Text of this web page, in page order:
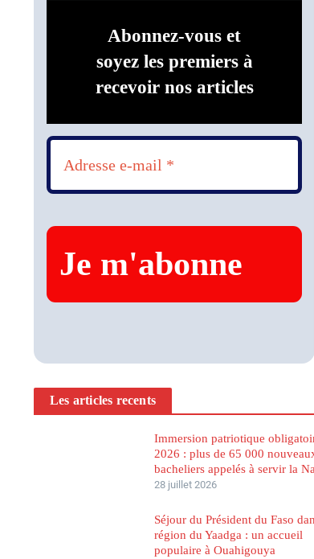
Abonnez-vous et
soyez les premiers à
recevoir nos articles
Les articles recents
Immersion patriotique
2026 : plus de 65 000
bacheliers appelés à servir la
28 juillet 2026
Séjour du Président du Faso
région du Yaadga : un accueil
populaire à Ouahigouya